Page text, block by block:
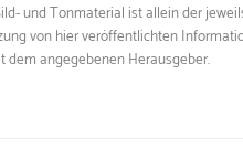
und Tonmaterial ist allein der
von hier veröffentlichten
dem angegebenen Herausgeber.